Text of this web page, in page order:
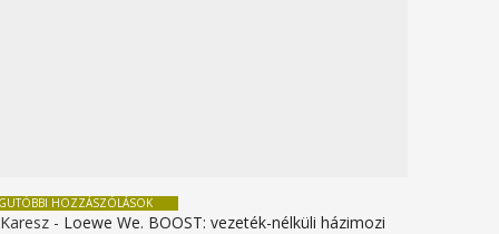
HOZZÁSZÓLÁSOK
- Loewe We. BOOST: vezeték-nélküli házimozi